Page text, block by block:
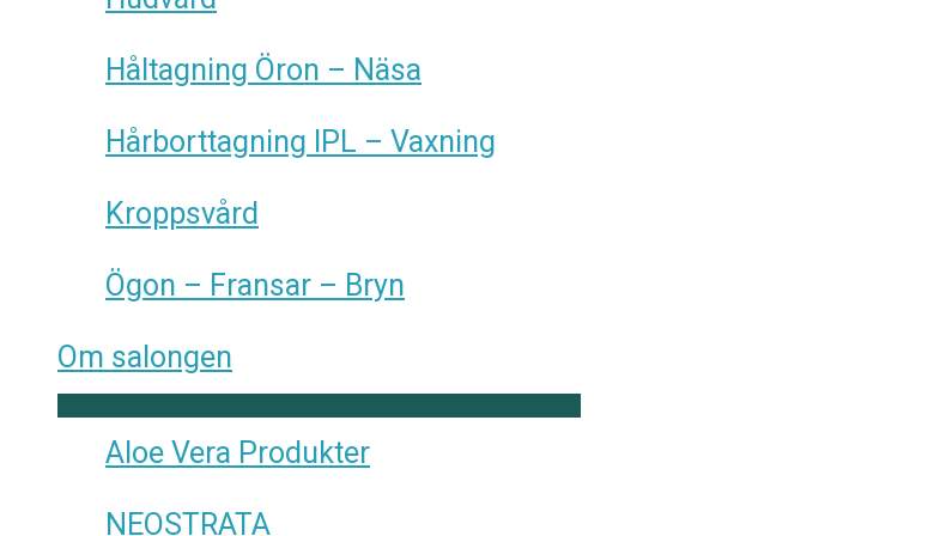
Håltagning Öron – Näsa
Hårborttagning IPL – Vaxning
Kroppsvård
Ögon – Fransar – Bryn
Om salongen
Aloe Vera Produkter
NEOSTRATA